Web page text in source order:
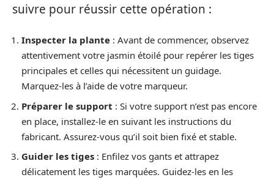
suivre pour réussir cette opération :
Inspecter la plante : Avant de commencer, observez
attentivement votre jasmin étoilé pour repérer les tiges
principales et celles qui nécessitent un guidage.
Marquez-les à l’aide de votre marqueur.
Préparer le support : Si votre support n’est pas encore
en place, installez-le en suivant les instructions du
fabricant. Assurez-vous qu’il soit bien fixé et stable.
Guider les tiges : Enfilez vos gants et attrapez
délicatement les tiges marquées. Guidez-les en les